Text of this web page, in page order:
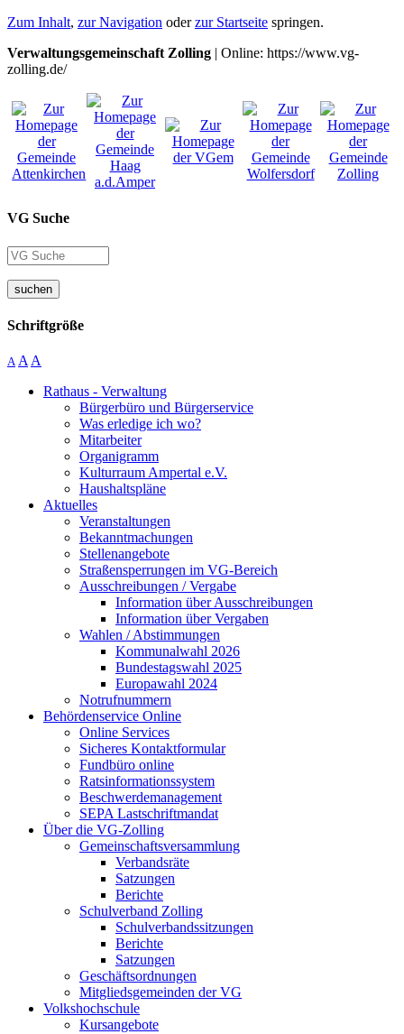
Zum Inhalt, zur Navigation oderzur Startseite springen.
Verwaltungsgemeinschaft Zolling | Online: https://www.vg-
zolling.de/
VG Suche
suchen
Schriftgröße
A A A
Rathaus - Verwaltung
Bürgerbüro und Bürgerservice
Was erledige ich wo?
Mitarbeiter
Organigramm
Kulturraum Ampertal e.V.
Haushaltspläne
Aktuelles
Veranstaltungen
Bekanntmachungen
Stellenangebote
Straßensperrungen im VG-Bereich
Ausschreibungen / Vergabe
Information über Ausschreibungen
Information über Vergaben
Wahlen / Abstimmungen
Kommunalwahl 2026
Bundestagswahl 2025
Europawahl 2024
Notrufnummern
Behördenservice Online
Online Services
Sicheres Kontaktformular
Fundbüro online
Ratsinformationssystem
Beschwerdemanagement
SEPA Lastschriftmandat
Über die VG-Zolling
Gemeinschaftsversammlung
Verbandsräte
Satzungen
Berichte
Schulverband Zolling
Schulverbandssitzungen
Berichte
Satzungen
Geschäftsordnungen
Mitgliedsgemeinden der VG
Volkshochschule
Kursangebote